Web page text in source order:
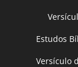
Estudos
Versículo